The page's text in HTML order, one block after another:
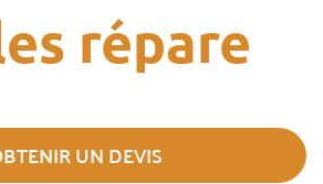
répare
UN DEVIS